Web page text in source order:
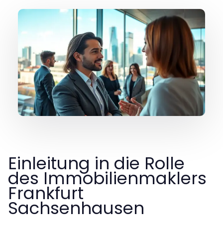
Einleitung in die Rolle
des Immobilienmaklers
Frankfurt
Sachsenhausen